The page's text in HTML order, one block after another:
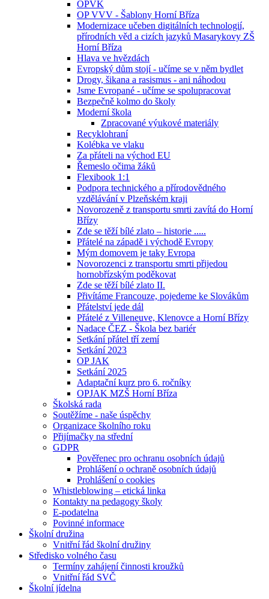
OPVK
OP VVV - Šablony Horní Bříza
Modernizace učeben digitálních technologií,
přírodních věd a cizích jazyků Masarykovy ZŠ
Horní Bříza
Hlava ve hvězdách
Evropský dům stojí - učíme se v něm bydlet
Drogy, šikana a rasismus - ani náhodou
Jsme Evropané - učíme se spolupracovat
Bezpečně kolmo do školy
Moderní škola
Zpracované výukové materiály
Recyklohraní
Kolébka ve vlaku
Za přáteli na východ EU
Řemeslo očima žáků
Flexibook 1:1
Podpora technického a přírodovědného
vzdělávání v Plzeňském kraji
Novorozeně z transportu smrti zavítá do Horní
Břízy
Zde se těží bílé zlato – historie .....
Přátelé na západě i východě Evropy
Mým domovem je taky Evropa
Novorozenci z transportu smrti přijedou
hornobřízským poděkovat
Zde se těží bílé zlato II.
Přivítáme Francouze, pojedeme ke Slovákům
Přátelství jede dál
Přátelé z Villeneuve, Klenovce a Horní Břízy
Nadace ČEZ - Škola bez bariér
Setkání přátel tří zemí
Setkání 2023
OP JAK
Setkání 2025
Adaptační kurz pro 6. ročníky
OPJAK MZŠ Horní Bříza
Školská rada
Soutěžíme - naše úspěchy
Organizace školního roku
Přijímačky na střední
GDPR
Pověřenec pro ochranu osobních údajů
Prohlášení o ochraně osobních údajů
Prohlášení o cookies
Whistleblowing – etická linka
Kontakty na pedagogy školy
E-podatelna
Povinné informace
Školní družina
Vnitřní řád školní družiny
Středisko volného času
Termíny zahájení činnosti kroužků
Vnitřní řád SVČ
Školní jídelna